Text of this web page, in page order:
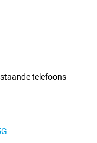
telefoons